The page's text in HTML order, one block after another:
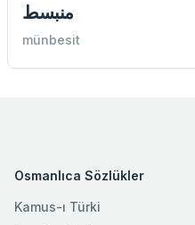
منبسط
münbesit
Osmanlıca Sözlükler
Kamus-ı Türki